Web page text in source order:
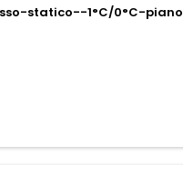
statico--1°C/0°C-piano